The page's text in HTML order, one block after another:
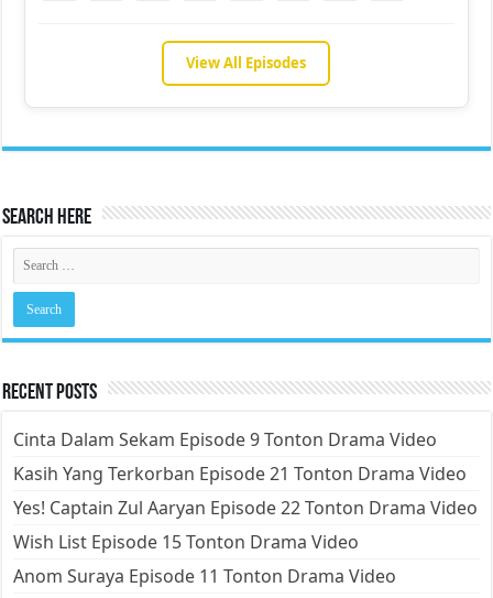
View All Episodes
Search Here
Recent Posts
Cinta Dalam Sekam Episode 9 Tonton Drama Video
Kasih Yang Terkorban Episode 21 Tonton Drama Video
Yes! Captain Zul Aaryan Episode 22 Tonton Drama Video
Wish List Episode 15 Tonton Drama Video
Anom Suraya Episode 11 Tonton Drama Video